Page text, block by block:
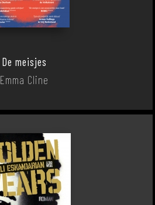
De meisjes
Emma Cline